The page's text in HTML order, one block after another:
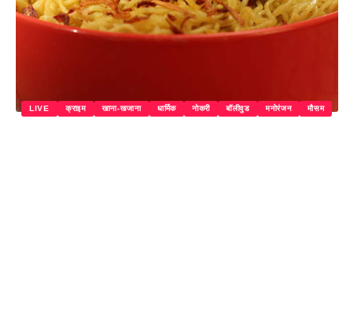
LIVE क्राइम खाना-खजाना धार्मिक नोकरी बॉलीवुड मनोरंजन मौसम